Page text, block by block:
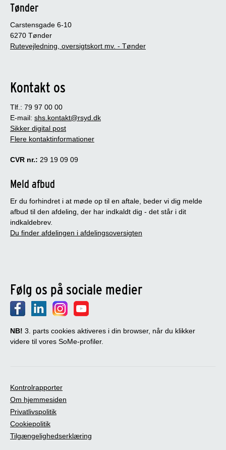
Tønder
Carstensgade 6-10
6270 Tønder
Rutevejledning, oversigtskort mv. - Tønder
Kontakt os
Tlf.: 79 97 00 00
E-mail: shs.kontakt@rsyd.dk
Sikker digital post
Flere kontaktinformationer
CVR nr.: 29 19 09 09
Meld afbud
Er du forhindret i at møde op til en aftale, beder vi dig melde
afbud til den afdeling, der har indkaldt dig - det står i dit
indkaldebrev.
Du finder afdelingen i afdelingsoversigten
Følg os på sociale medier
NB! 3. parts cookies aktiveres i din browser, når du klikker
videre til vores SoMe-profiler.
Kontrolrapporter
Om hjemmesiden
Privatlivspolitik
Cookiepolitik
Tilgængelighedserklæring